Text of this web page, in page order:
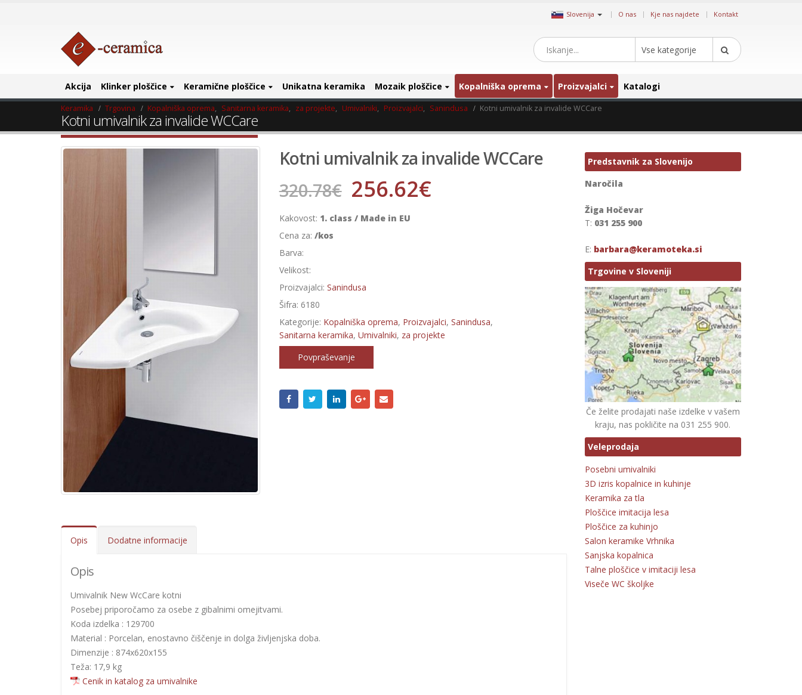
Slovenija | O nas Kje nas najdete Kontakt
Vse kategorije
Akcija Klinker ploščice Keramične ploščice Unikatna keramika Mozaik ploščice Kopalniška oprema Proizvajalci Katalogi
Keramika Trgovina Kopalniška oprema, Sanitarna keramika, za projekte, Umivalniki, Proizvajalci, Sanindusa Kotni umivalnik za invalide WCCare
Kotni umivalnik za invalide WCCare
Kotni umivalnik za invalide WCCare
320.78€ 256.62€
Kakovost: 1. class / Made in EU
Cena za: /kos
Barva:
Velikost:
Proizvajalci: Sanindusa
Šifra: 6180
Kategorije: Kopalniška oprema, Proizvajalci, Sanindusa,
Sanitarna keramika, Umivalniki, za projekte
Povpraševanje
Opis Dodatne informacije
Opis
Umivalnik New WcCare kotni
Posebej priporočamo za osebe z gibalnimi omejitvami.
Koda izdelka : 129700
Material : Porcelan, enostavno čiščenje in dolga življenjska doba.
Dimenzije : 874x620x155
Teža: 17,9 kg
Cenik in katalog za umivalnike
Predstavnik za Slovenijo
Naročila
Žiga Hočevar
T: 031 255 900
E: barbara@keramoteka.si
Trgovine v Sloveniji
Če želite prodajati naše izdelke v vašem
kraju, nas pokličite na 031 255 900.
Veleprodaja
Posebni umivalniki
3D izris kopalnice in kuhinje
Keramika za tla
Ploščice imitacija lesa
Ploščice za kuhinjo
Salon keramike Vrhnika
Sanjska kopalnica
Talne ploščice v imitaciji lesa
Viseče WC školjke